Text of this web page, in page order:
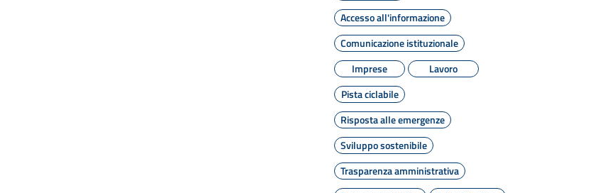
Accesso all'informazione
Comunicazione istituzionale
Imprese
Lavoro
Pista ciclabile
Risposta alle emergenze
Sviluppo sostenibile
Trasparenza amministrativa